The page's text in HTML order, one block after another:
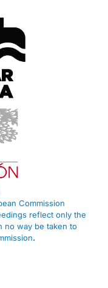
Commission
reflect only the
no way be taken to
.